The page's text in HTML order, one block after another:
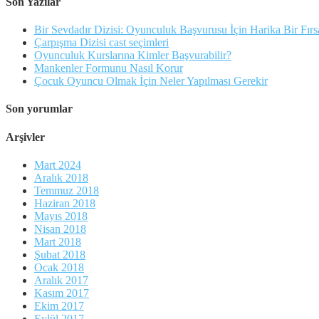
Bir Sevdadır Dizisi: Oyunculuk Başvurusu İçin Harika Bir
Çarpışma Dizisi cast seçimleri
Oyunculuk Kurslarına Kimler Başvurabilir?
Mankenler Formunu Nasıl Korur
Çocuk Oyuncu Olmak İçin Neler Yapılması Gerekir
Son yorumlar
Arşivler
Mart 2024
Aralık 2018
Temmuz 2018
Haziran 2018
Mayıs 2018
Nisan 2018
Mart 2018
Şubat 2018
Ocak 2018
Aralık 2017
Kasım 2017
Ekim 2017